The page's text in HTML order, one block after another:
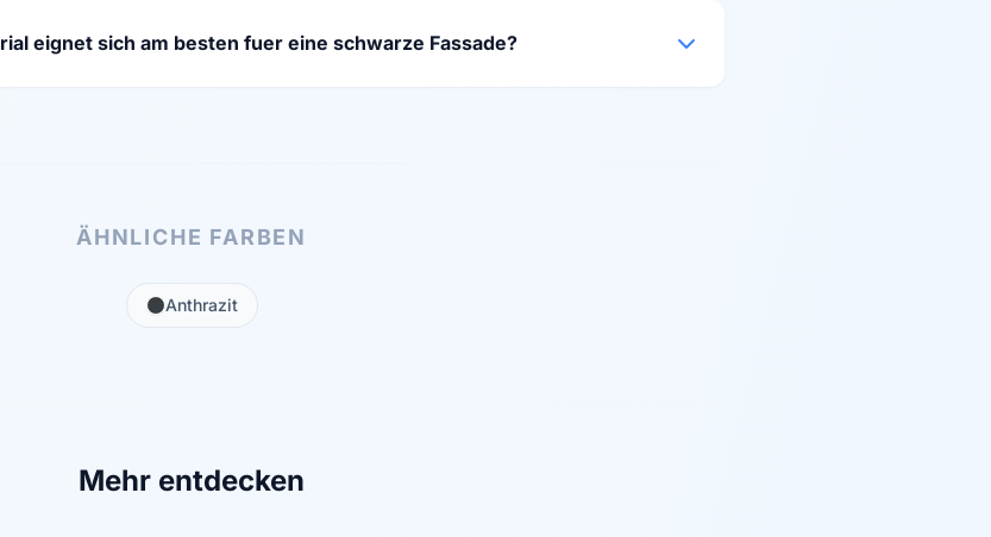
eignet sich am besten fuer eine schwarze Fassade?
ÄHNLICHE FARBEN
Anthrazit
Mehr entdecken